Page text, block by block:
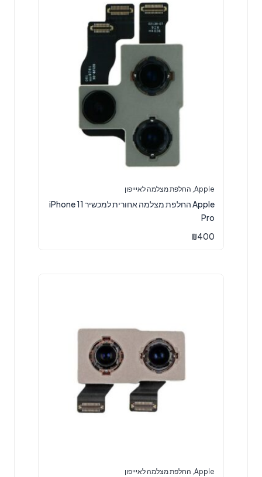
Apple החלפת מצלמה לאיייפון
Apple החלפת מצלמה אחורית למכשיר iPhone 11
Pro
₪400
Apple החלפת מצלמה לאיייפון